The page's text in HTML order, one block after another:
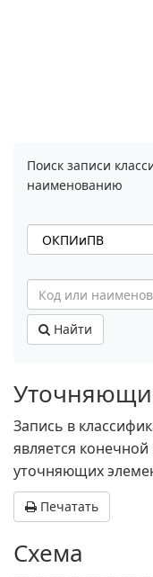
Поиск записи
наименованию
Найти
Запись в
является
уточняющих
Печатать
Схема